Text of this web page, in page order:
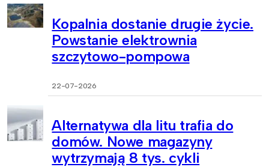
Kopalnia dostanie drugie życie.
Powstanie elektrownia
szczytowo-pompowa
22-07-2026
Alternatywa dla litu trafia do
domów. Nowe magazyny
wytrzymają 8 tys. cykli